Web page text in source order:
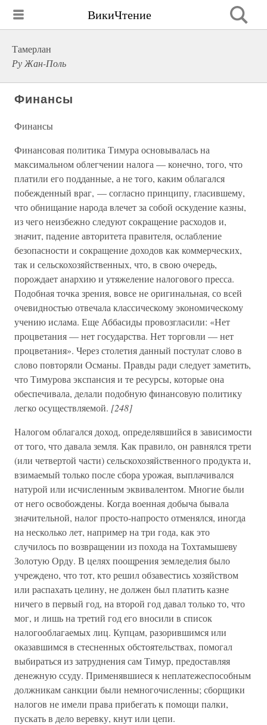
ВикиЧтение
Тамерлан
Ру Жан-Поль
Финансы
Финансы
Финансовая политика Тимура основывалась на
максимальном облегчении налога — конечно, того, что
платили его подданные, а не того, каким облагался
побежденный враг, — согласно принципу, гласившему,
что обнищание народа влечет за собой оскудение казны,
из чего неизбежно следуют сокращение расходов и,
значит, падение авторитета правителя, ослабление
безопасности и сокращение доходов как коммерческих,
так и сельскохозяйственных, что, в свою очередь,
порождает анархию и утяжеление налогового пресса.
Подобная точка зрения, вовсе не оригинальная, со всей
очевидностью отвечала классическому экономическому
учению ислама. Еще Аббасиды провозгласили: «Нет
процветания — нет государства. Нет торговли — нет
процветания». Через столетия данный постулат слово в
слово повторяли Османы. Правды ради следует заметить,
что Тимурова экспансия и те ресурсы, которые она
обеспечивала, делали подобную финансовую политику
легко осуществляемой. [248]
Налогом облагался доход, определявшийся в зависимости
от того, что давала земля. Как правило, он равнялся трети
(или четвертой части) сельскохозяйственного продукта и,
взимаемый только после сбора урожая, выплачивался
натурой или исчисленным эквивалентом. Многие были
от него освобождены. Когда военная добыча бывала
значительной, налог просто-напросто отменялся, иногда
на несколько лет, например на три года, как это
случилось по возвращении из похода на Тохтамышеву
Золотую Орду. В целях поощрения земледелия было
учреждено, что тот, кто решил обзавестись хозяйством
или распахать целину, не должен был платить казне
ничего в первый год, на второй год давал только то, что
мог, и лишь на третий год его вносили в список
налогооблагаемых лиц. Купцам, разорившимся или
оказавшимся в стесненных обстоятельствах, помогал
выбираться из затруднения сам Тимур, предоставляя
денежную ссуду. Применявшиеся к неплатежеспособным
должникам санкции были немногочисленны; сборщики
налогов не имели права прибегать к помощи палки,
пускать в дело веревку, кнут или цепи.